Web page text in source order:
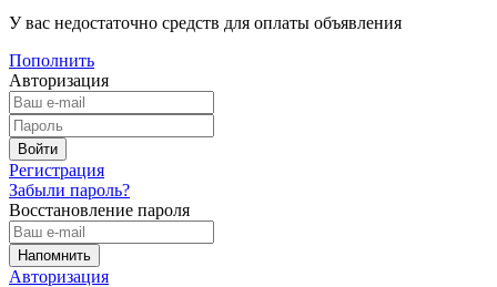
У вас недостаточно средств для оплаты объявления
Пополнить
Авторизация
Регистрация
Забыли пароль?
Восстановление пароля
Авторизация